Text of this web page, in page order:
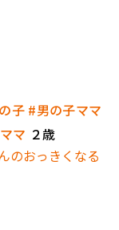
子 #男の子ママ
マ ２歳
のおっきくなる